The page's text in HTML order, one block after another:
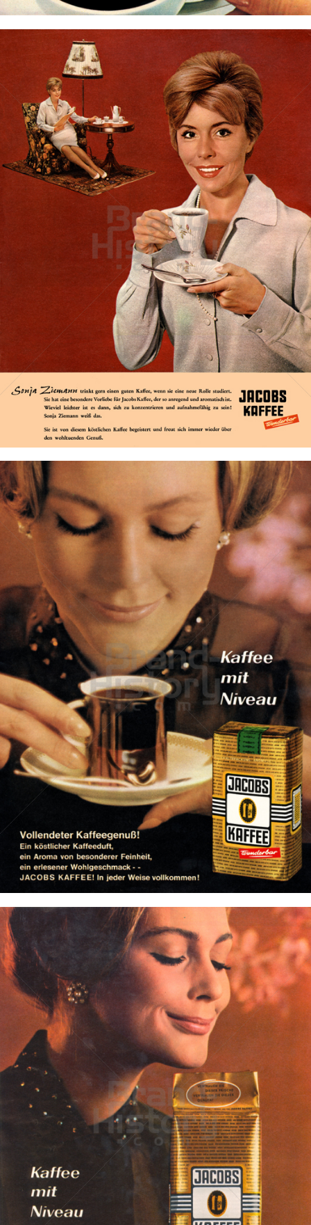
Bild-ID: 2592
JACOBS KAFFEE Kraft Foods 1964
JACOBS KAFFEE Kraft Foods 1965
Bild-ID: 14890
JACOBS KAFFEE Kraft Foods 1965